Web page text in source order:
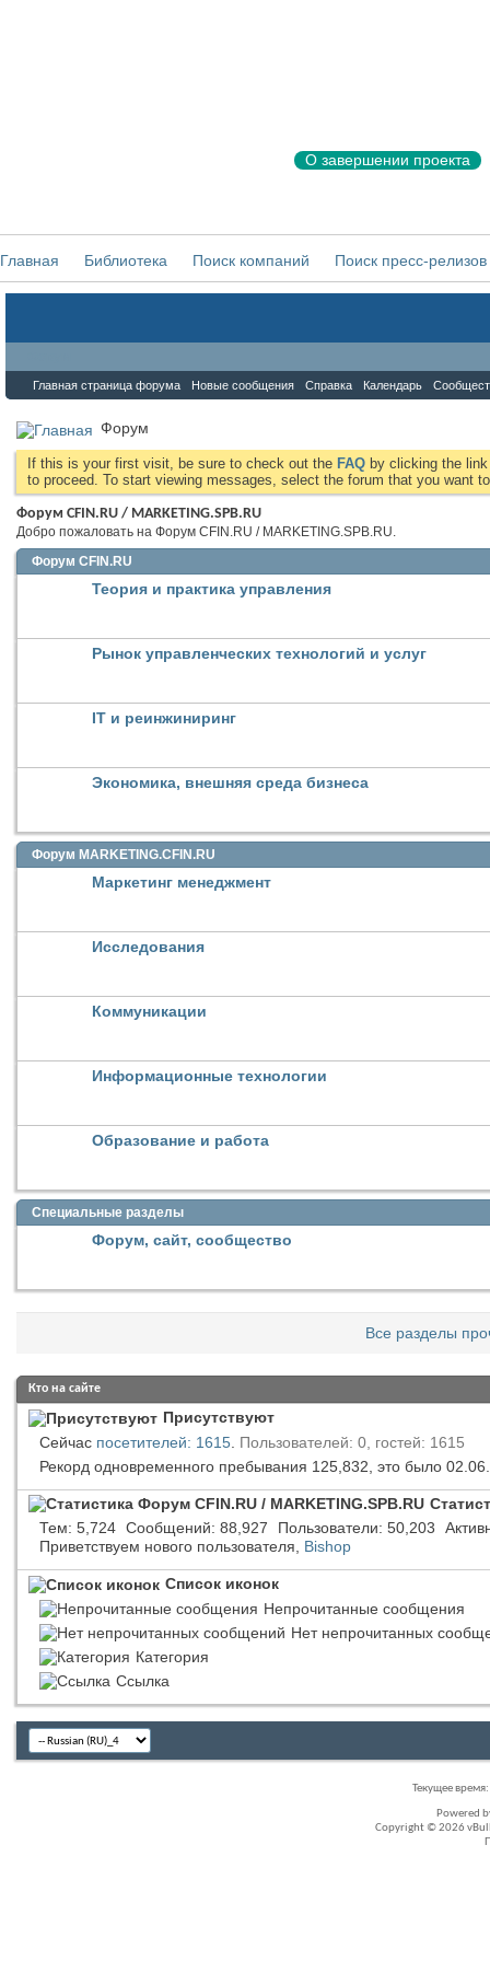
О завершении проекта
Главная Библиотека Поиск компаний Поиск пресс-релизов
Главная страница форума Новые сообщения Справка Календарь
Форум
If this is your first visit, be sure to check out the FAQ by clicking the
to proceed. To start viewing messages, select the forum that you want
Форум CFIN.RU / MARKETING.SPB.RU
Добро пожаловать на Форум CFIN.RU / MARKETING.SPB.RU.
Форум CFIN.RU
Теория и практика управления
Рынок управленческих технологий и услуг
IT и реинжиниринг
Экономика, внешняя среда бизнеса
Форум MARKETING.CFIN.RU
Маркетинг менеджмент
Исследования
Коммуникации
Информационные технологии
Образование и работа
Специальные разделы
Форум, сайт, сообщество
Все разделы
Кто на сайте
Присутствуют
Сейчас посетителей: 1615 Пользователей: 0, гостей: 1615
Рекорд одновременного пребывания 125,832, это было
Тем 5,724 Сообщений 88,927 Пользователи 50,203
Приветствуем нового пользователя, Bishop
Список иконок
Непрочитанные сообщения
Нет непрочитанных
Категория
Ссылка
Текущее время:
Powered
Copyright © 2026